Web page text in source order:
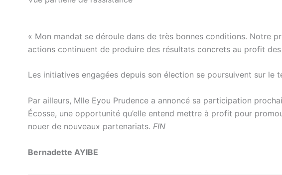
« Mon mandat se déroule dans de très bonnes conditions. Notre
actions continuent de produire des résultats concrets au profit
Les initiatives engagées depuis son élection se poursuivent sur
Par ailleurs, Mlle Eyou Prudence a annoncé sa participation
Écosse, une opportunité qu’elle entend mettre à profit pour
nouer de nouveaux partenariats. FIN
Bernadette AYIBE